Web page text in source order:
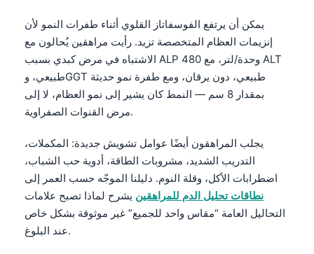
يمكن أن يرتفع الفوسفاتاز القلوي أثناء طفرات النمو لأن
إنزيمات العظام المتخصصة تزيد. رأيت مراهقين يُحالون مع
الاشتباه في مرض كبدي بسبب ALP 480 وحدة/لتر، مع ALT
طبيعي، وGGT طبيعي، دون يرقان، ومع طفرة نمو حديثة
بمقدار 8 سم — النمط كان يشير إلى نمو العظام، لا إلى
مرض القنوات الصفراوية.
يجلب المراهقون أيضًا عوامل تشويش جديدة: المكملات،
التدريب الشديد، مشروبات الطاقة، أدوية حب الشباب،
اضطرابات الأكل، وقلة النوم. دليلنا الموجّه حسب العمر إلى
نطاقات تحليل الدم للمراهقين يشرح لماذا تصبح علامات
التحاليل العامة “مقاس واحد للجميع” غير موثوقة بشكل خاص
عند البلوغ.
Esperanto
Frysk
Ślōnskŏ gŏdka
Norsk bokmål